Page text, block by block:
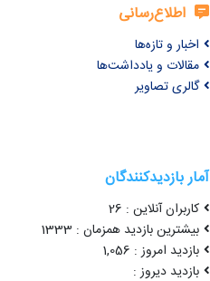
اطلاع‌رسانی
اخبار و تازه‌ها
مقالات و یادداشت‌ها
گالری تصاویر
آمار بازدیدکنندگان
کاربران آنلاین : 26
بیشترین بازدید همزمان : 1333
بازدید امروز : 1,056
بازدید دیروز :